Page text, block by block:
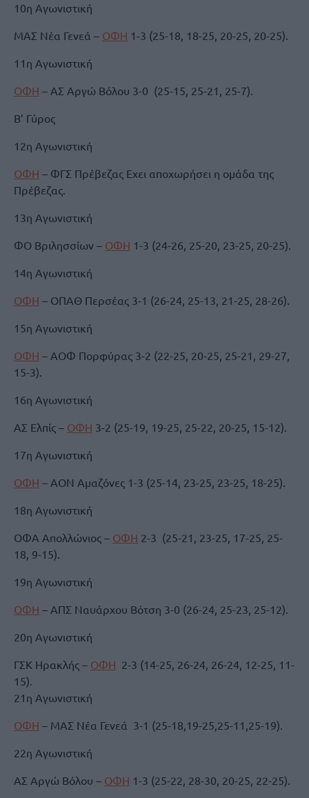
10η Αγωνιστική
ΜΑΣ Νέα Γενεά – ΟΦΗ 1-3 (25-18, 18-25, 20-25, 20-25).
11η Αγωνιστική
ΟΦΗ – ΑΣ Αργώ Βόλου 3-0 (25-15, 25-21, 25-7).
Β’ Γύρος
12η Αγωνιστική
ΟΦΗ – ΦΓΣ Πρέβεζας Εχει αποχωρήσει η ομάδα της
Πρέβεζας.
13η Αγωνιστική
ΦΟ Βριλησσίων – ΟΦΗ 1-3 (24-26, 25-20, 23-25, 20-25).
14η Αγωνιστική
ΟΦΗ – ΟΠΑΘ Περσέας 3-1 (26-24, 25-13, 21-25, 28-26).
15η Αγωνιστική
ΟΦΗ – ΑΟΦ Πορφύρας 3-2 (22-25, 20-25, 25-21, 29-27,
15-3).
16η Αγωνιστική
ΑΣ Ελπίς – ΟΦΗ 3-2 (25-19, 19-25, 25-22, 20-25, 15-12).
17η Αγωνιστική
ΟΦΗ – ΑΟΝ Αμαζόνες 1-3 (25-14, 23-25, 23-25, 18-25).
18η Αγωνιστική
ΟΦΑ Απολλώνιος – ΟΦΗ 2-3 (25-21, 23-25, 17-25, 25-
18, 9-15).
19η Αγωνιστική
ΟΦΗ – ΑΠΣ Ναυάρχου Βότση 3-0 (26-24, 25-23, 25-12).
20η Αγωνιστική
ΓΣΚ Ηρακλής – ΟΦΗ 2-3 (14-25, 26-24, 26-24, 12-25, 11-
15).
21η Αγωνιστική
ΟΦΗ – ΜΑΣ Νέα Γενεά 3-1 (25-18,19-25,25-11,25-19).
22η Αγωνιστική
ΑΣ Αργώ Βόλου – ΟΦΗ 1-3 (25-22, 28-30, 20-25, 22-25).